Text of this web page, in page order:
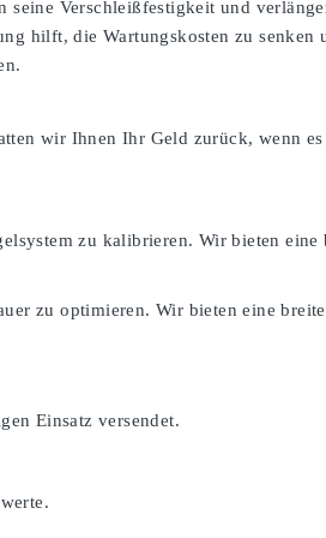
seine Verschleißfestigkeit und
hilft, die Wartungskosten zu senken
wir Ihnen Ihr Geld zurück, wenn es
zu kalibrieren. Wir bieten eine
zu optimieren. Wir bieten eine
Einsatz versendet.